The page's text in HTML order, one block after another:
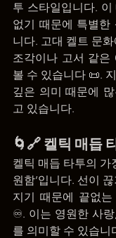
투 스타일입니다.
없기 때문에 특별한
니다. 고대 켈트 문
조각이나 고서 같은
볼 수 있습니다 📜.
깊은 의미 때문에
고 있습니다.
🌀🔗 켈틱 매듭
켈틱 매듭 타투의 가
원함’입니다. 선이
지기 때문에 끝없
♾️. 이는 영원한 사
를 의미할 수 있습니